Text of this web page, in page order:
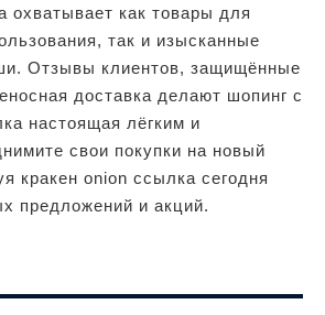
охватывает как товары для
так и изысканные
Отзывы клиентов, защищённые
доставка делают шопинг с
настоящая лёгким и
свои покупки на новый
кракен onion ссылка сегодня
предложений и акций.